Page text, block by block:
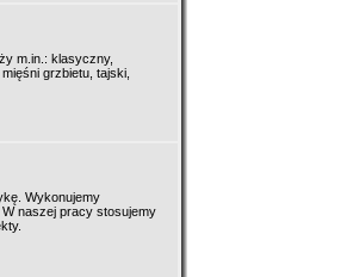
m.in.: klasyczny,
grzbietu, tajski,
Wykonujemy
naszej pracy stosujemy